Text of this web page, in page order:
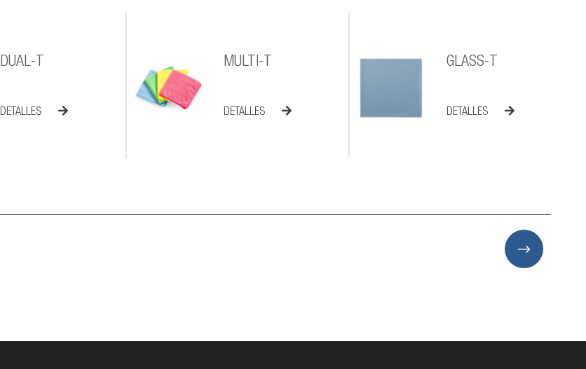
DUAL-T
DETALLES
MULTI-T
DETALLES
GLASS-T
DETALLES